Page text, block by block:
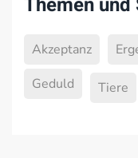
Akzeptanz
Geduld
Tiere